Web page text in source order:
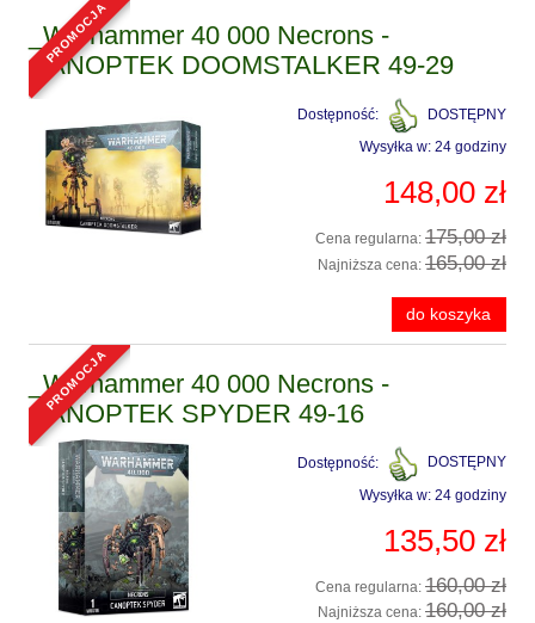
_Warhammer 40 000 Necrons -
CANOPTEK DOOMSTALKER 49-29
Dostępność:
DOSTĘPNY
Wysyłka w: 24 godziny
148,00 zł
Cena regularna: 175,00 zł
Najniższa cena: 165,00 zł
do koszyka
promocja
_Warhammer 40 000 Necrons -
CANOPTEK SPYDER 49-16
Dostępność:
DOSTĘPNY
Wysyłka w: 24 godziny
135,50 zł
Cena regularna: 160,00 zł
Najniższa cena: 160,00 zł
promocja